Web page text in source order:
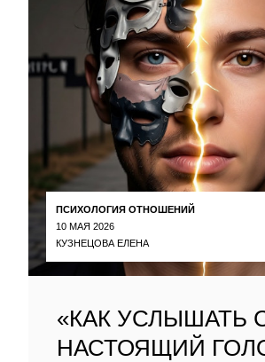
ПСИХОЛОГИЯ ОТНОШЕНИЙ
10 МАЯ 2026
КУЗНЕЦОВА ЕЛЕНА
«КАК УСЛЫШАТЬ
НАСТОЯЩИЙ